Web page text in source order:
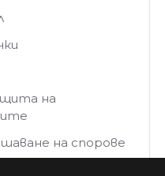
на
на спорове